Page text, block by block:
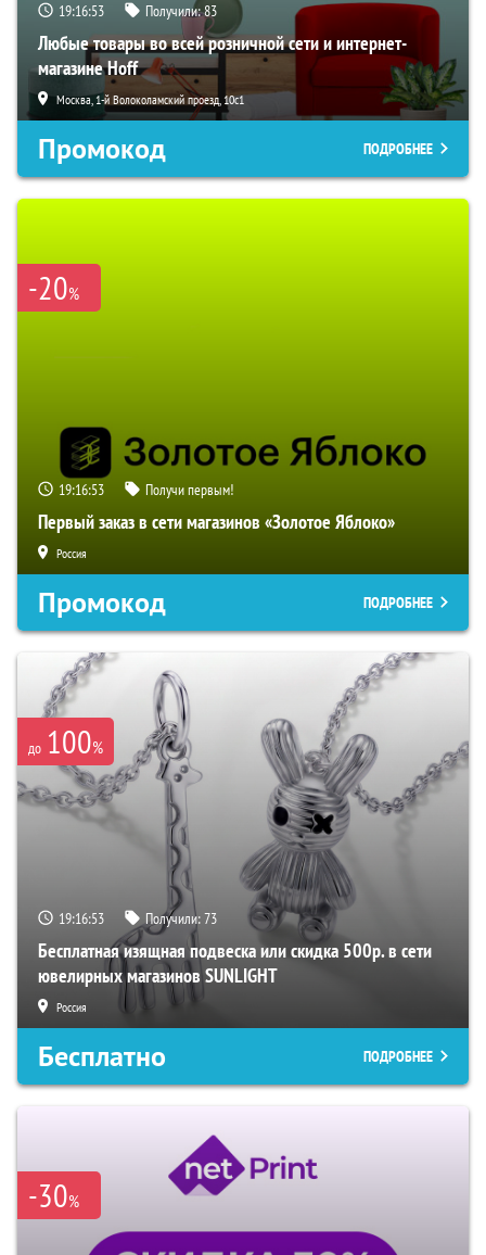
19:16:51 Получили:83
Любые товары во всей розничной сети и интернет-
магазине Hoff
Москва, 1-й Волоколамский проезд, 10с1
Промокод ПОДРОБНЕЕ
-20%
19:16:51 Получи первым!
Первый заказ в сети магазинов «Золотое Яблоко»
Россия
Промокод ПОДРОБНЕЕ
до 100%
19:16:51 Получили:73
Бесплатная изящная подвеска или скидка 500р. в сети
ювелирных магазинов SUNLIGHT
Россия
Бесплатно ПОДРОБНЕЕ
-30%